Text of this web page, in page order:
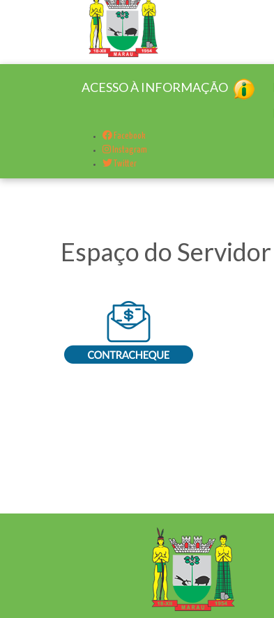
ACESSO À INFORMAÇÃO
Facebook
Instagram
Twitter
Espaço do Servidor